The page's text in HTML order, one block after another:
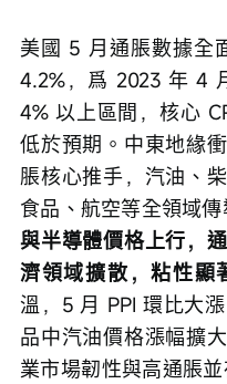
美國 5 月通脹數據全
4.2%，爲 2023 年 4
4% 以上區間，核心
低於預期。中東地緣
脹核心推手，汽油、
食品、航空等全領域傳
與半導體價格上行，
濟領域擴散，粘性顯
溫，5 月 PPI 環比大
品中汽油價格漲幅擴
業市場韌性與高通脹